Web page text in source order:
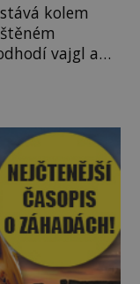
kolem
vajgl a
k němu dva
14 let.
parkoviště,“